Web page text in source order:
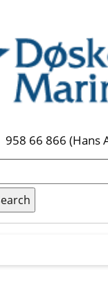
958 66 866 (Hans